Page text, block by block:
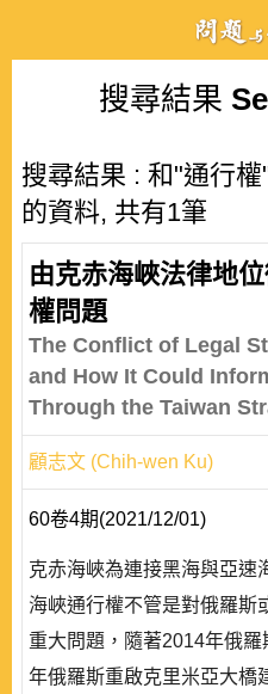
搜尋結果
搜尋結果 : 和"通行權
的資料, 共有1筆
由克赤海峽法律地
權問題
The Conflict of Legal
and How It Could
Through the Taiwan
顧志文 (Chih-wen Ku)
60卷4期(2021/12/01)
克赤海峽為連接黑海與亞速
海峽通行權不管是對俄羅斯
重大問題，隨著2014年俄
年俄羅斯重啟克里米亞大橋